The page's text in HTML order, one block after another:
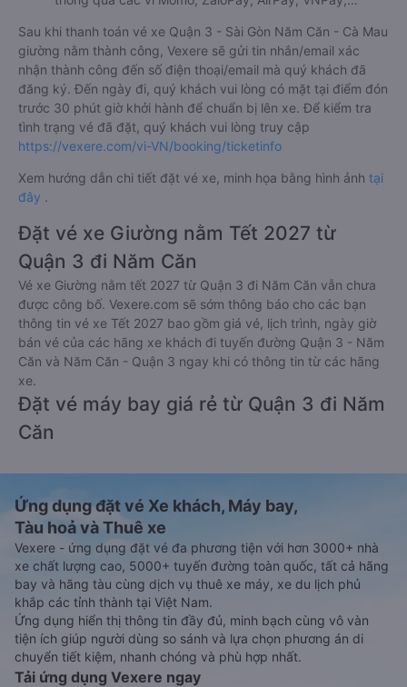
Sau khi thanh toán vé xe Quận 3 - Sài Gòn Năm Căn - Cà Mau
giường nằm thành công, Vexere sẽ gửi tin nhắn/email xác
nhận thành công đến số điện thoại/email mà quý khách đã
đăng ký. Đến ngày đi, quý khách vui lòng có mặt tại điểm đón
trước 30 phút giờ khởi hành để chuẩn bị lên xe. Để kiểm tra
tình trạng vé đã đặt, quý khách vui lòng truy cập
https://vexere.com/vi-VN/booking/ticketinfo
Xem hướng dẫn chi tiết đặt vé xe, minh họa bằng hình ảnh tại
đây .
Đặt vé xe Giường nằm Tết 2027 từ
Quận 3 đi Năm Căn
Vé xe Giường nằm tết 2027 từ Quận 3 đi Năm Căn vẫn chưa
được công bố. Vexere.com sẽ sớm thông báo cho các bạn
thông tin vé xe Tết 2027 bao gồm giá vé, lịch trình, ngày giờ
bán vé của các hãng xe khách đi tuyến đường Quận 3 - Năm
Căn và Năm Căn - Quận 3 ngay khi có thông tin từ các hãng
xe.
Đặt vé máy bay giá rẻ từ Quận 3 đi Năm
Căn
Ứng dụng đặt vé Xe khách, Máy bay,
Tàu hoả và Thuê xe
Vexere - ứng dụng đặt vé đa phương tiện với hơn 3000+ nhà
xe chất lượng cao, 5000+ tuyến đường toàn quốc, tất cả hãng
bay và hãng tàu cùng dịch vụ thuê xe máy, xe du lịch phủ
khắp các tỉnh thành tại Việt Nam.
Ứng dụng hiển thị thông tin đầy đủ, minh bạch cùng vô vàn
tiện ích giúp người dùng so sánh và lựa chọn phương án di
chuyển tiết kiệm, nhanh chóng và phù hợp nhất.
Tải ứng dụng Vexere ngay